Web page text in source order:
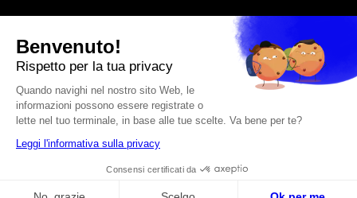
PERSEU ACADEMY
PRIVACY CREDITS